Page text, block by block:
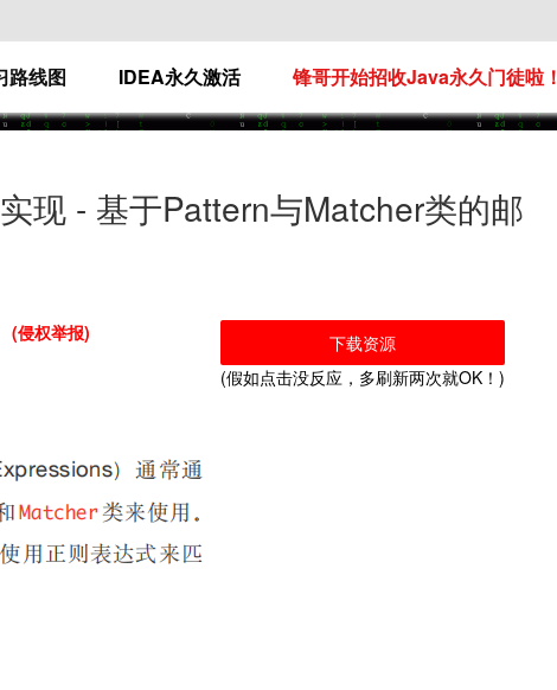
路线图 IDEA永久激活 锋哥开始招收Java永久门徒啦！
现 - 基于Pattern与Matcher类的邮
(侵权举报)
下载资源
(假如点击没反应，多刷新两次就OK！)